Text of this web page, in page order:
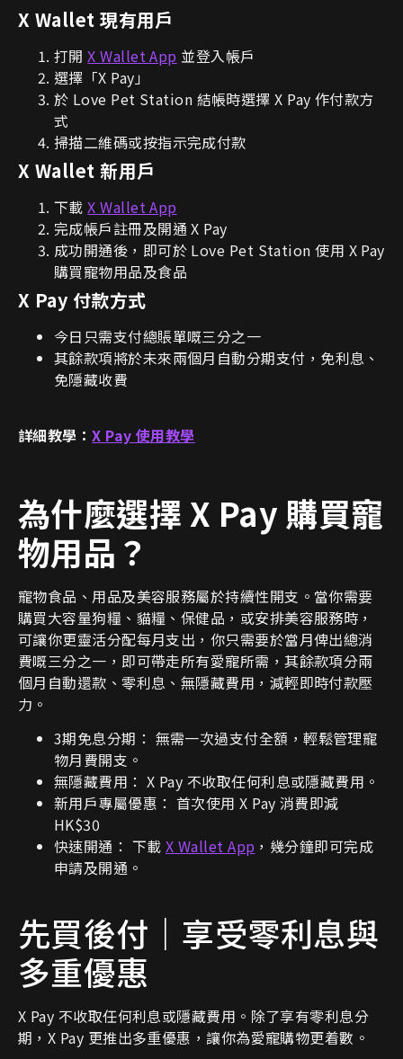
X Wallet現有用戶
打開X Wallet App 並登入帳戶
選擇「X Pay」
於 Love Pet Station 結帳時選擇 X Pay 作付款方
式
掃描二維碼或按指示完成付款
X Wallet 新用戶
下載X Wallet App
完成帳戶註冊及開通 X Pay
成功開通後，即可於 Love Pet Station 使用 X Pay
購買寵物用品及食品
X Pay 付款方式
今日只需支付總賬單嘅三分之一
其餘款項將於未來兩個月自動分期支付，免利息、
免隱藏收費
詳細教學：X Pay 使用教學
為什麼選擇 X Pay 購買寵
物用品？
寵物食品、用品及美容服務屬於持續性開支。當你需要
購買大容量狗糧、貓糧、保健品，或安排美容服務時，
可讓你更靈活分配每月支出，你只需要於當月俾出總消
費嘅三分之一，即可帶走所有愛寵所需，其餘款項分兩
個月自動還款、零利息、無隱藏費用，減輕即時付款壓
力。
3期免息分期： 無需一次過支付全額，輕鬆管理寵
物月費開支。
無隱藏費用： X Pay 不收取任何利息或隱藏費用。
新用戶專屬優惠： 首次使用 X Pay 消費即減
HK$30
快速開通： 下載X Wallet App ，幾分鐘即可完成
申請及開通。
先買後付｜享受零利息與
多重優惠
X Pay 不收取任何利息或隱藏費用。除了享有零利息分
期，X Pay 更推出多重優惠，讓你為愛寵購物更着數。